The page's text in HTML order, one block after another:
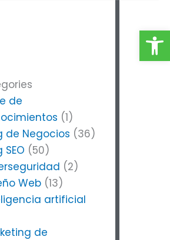
de
(1)
de Negocios (36)
SEO (50)
(2)
Web (13)
artificial
de